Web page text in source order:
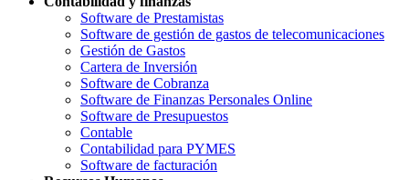
Software de Prestamistas
Software de gestión de gastos de telecomunicaciones
Gestión de Gastos
Cartera de Inversión
Software de Cobranza
Software de Finanzas Personales Online
Software de Presupuestos
Contable
Contabilidad para PYMES
Software de facturación